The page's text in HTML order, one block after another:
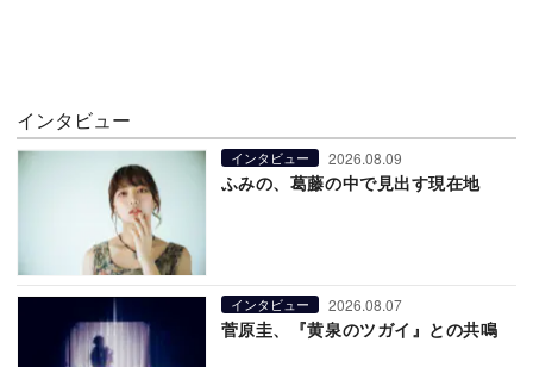
インタビュー
インタビュー 2026.08.09
ふみの、葛藤の中で見出す現在地
インタビュー 2026.08.07
菅原圭、『黄泉のツガイ』との共鳴